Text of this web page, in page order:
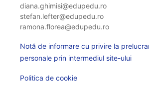
diana.ghimisi@edupedu.ro
stefan.lefter@edupedu.ro
ramona.florea@edupedu.ro
Notă de informare cu privire la
personale prin intermediul site-ului
Politica de cookie